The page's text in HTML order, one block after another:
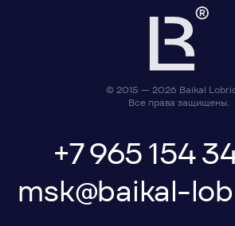
СКАЧАТЬ ПРЕЗЕНТАЦИЮ
ОСТАВИТЬ ЗАЯВКУ
ОГРН 1157746465667 |
123056, Россия, г. Москва, ул. Большая
Грузинская 30А, стр. 1, БЦ «Грузинка 30»
Политика обработки персональных данных
Пользовательское Соглашение